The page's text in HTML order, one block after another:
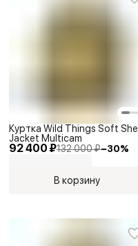
92 400 ₽132 000 ₽−30%
Куртка Wild Things Soft Shell
Jacket Multicam
В корзину